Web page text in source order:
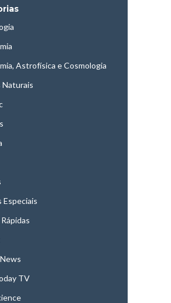
Astrofísica e Cosmologia
Naturais
Especiais
TV